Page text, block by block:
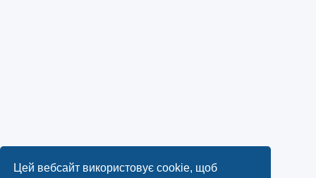
Цей вебсайт використовує cookie, щоб